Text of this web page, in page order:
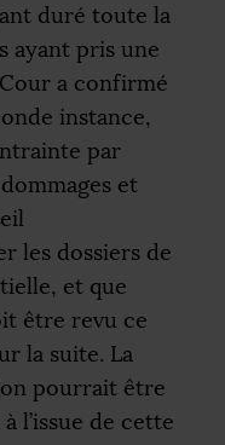
duré toute la
ayant pris une
a confirmé
instance,
par
et
les dossiers de
et que
être revu ce
la suite. La
pourrait être
l’issue de cette